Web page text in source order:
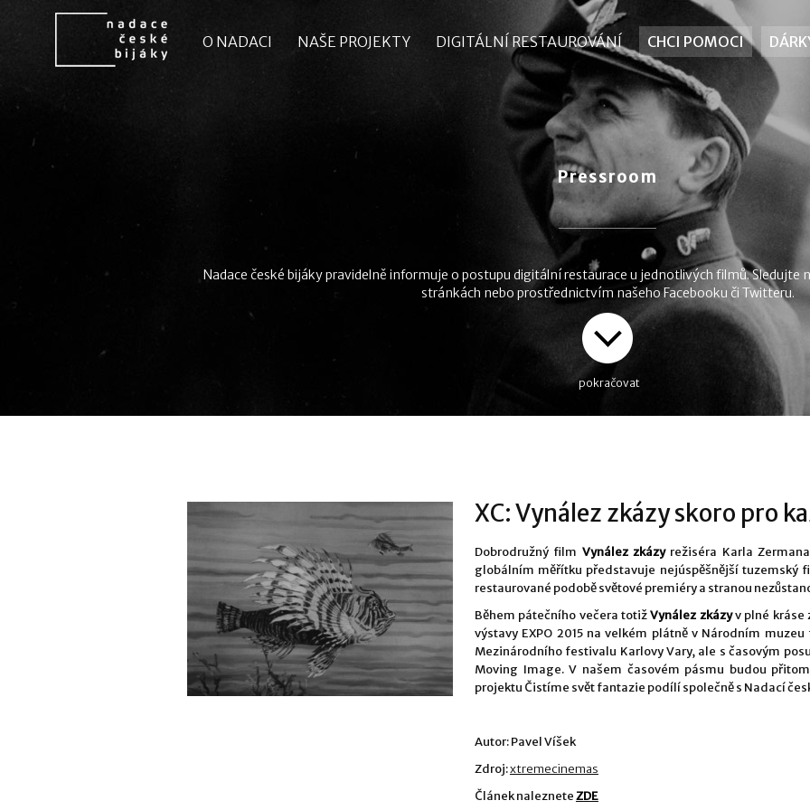
O NADACI NAŠE PROJEKTY DIGITÁLNÍ RESTAUROVÁNÍ CHCI POMOCI
O NADACI NAŠE PROJEKTY DIGITÁLNÍ RESTAUROVÁNÍ CHCI POMOCI
Pressroom
Nadace české bijáky pravidelně informuje o postupu digitální restaurace u jednotlivých filmů. Sledujte
stránkách nebo prostřednictvím našeho Facebooku či Twitteru.
pokračovat
XC: Vynález zkázy skoro pro
Dobrodružný film Vynález zkázyrežiséra Karla
globálním měřítku představuje nejúspěšnější tuzemský
restaurované podobě světové premiéry a stranou
Během pátečního večera totižVynález zkázyv plné kráse
výstavy EXPO 2015 na velkém plátně v Národním
Mezinárodního festivalu Karlovy Vary, ale s časovým
Moving Image. V našem časovém pásmu budou
projektu Čistíme svět fantazie podílí společně s Nadací
Autor: Pavel Víšek
Zdroj:xtremecinemas
Článek nalezneteZDE